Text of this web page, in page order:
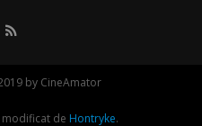
by CineAmator
modificat de Hontryke.